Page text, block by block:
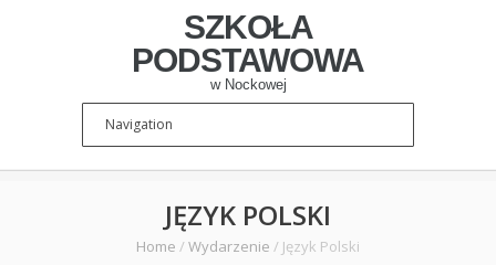
SZKOŁA
PODSTAWOWA
w Nockowej
JĘZYK POLSKI
Home / Wydarzenie / Język Polski